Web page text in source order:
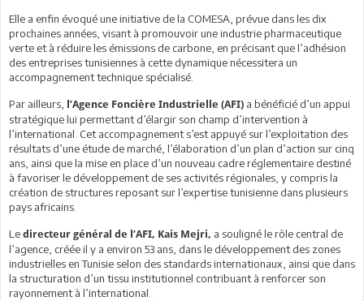
Elle a enfin évoqué une initiative de la COMESA, prévue dans les dix
prochaines années, visant à promouvoir une industrie pharmaceutique
verte et à réduire les émissions de carbone, en précisant que l’adhésion
des entreprises tunisiennes à cette dynamique nécessitera un
accompagnement technique spécialisé.
Par ailleurs, l’Agence Foncière Industrielle (AFI) a bénéficié d’un appui
stratégique lui permettant d’élargir son champ d’intervention à
l’international. Cet accompagnement s’est appuyé sur l’exploitation des
résultats d’une étude de marché, l’élaboration d’un plan d’action sur cinq
ans, ainsi que la mise en place d’un nouveau cadre réglementaire destiné
à favoriser le développement de ses activités régionales, y compris la
création de structures reposant sur l’expertise tunisienne dans plusieurs
pays africains.
Le directeur général de l’AFI, Kais Mejri, a souligné le rôle central de
l’agence, créée il y a environ 53 ans, dans le développement des zones
industrielles en Tunisie selon des standards internationaux, ainsi que dans
la structuration d’un tissu institutionnel contribuant à renforcer son
rayonnement à l’international.